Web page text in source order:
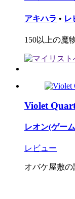
アキハラ • レ
150以上の魔
Violet
レオン(ゲー
レビュー
オバケ屋敷の